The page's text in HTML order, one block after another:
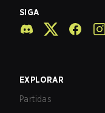
SIGA
EXPLORAR
Partidas